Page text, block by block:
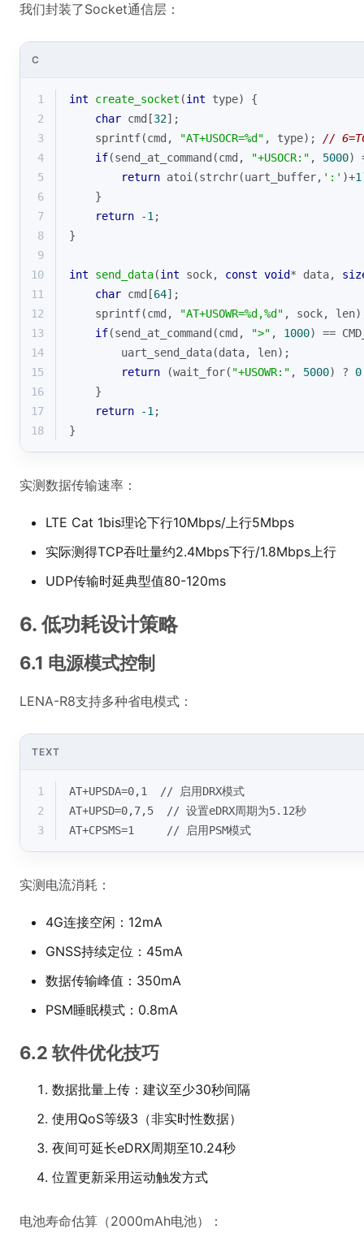
我们封装了Socket通信层：
C
1 int create_socket (int type)
{
2
char cmd[32];
3
sprintf(cmd, "AT+USOCR=%d" , type); //
4
if(send_at_command(cmd, "+USOCR:" , 5000)
5
return atoi(strchr(uart_buffer, ':' )+1
6
    }
7
return -1 ;
8
}
9
10
int send_data(int sock, const void* data,
11
char cmd[64];
12
sprintf(cmd, "AT+USOWR=%d,%d" , sock,
13
if(send_at_command(cmd, ">" , 1000) ==
14
        uart_send_data(data, len);
15
return (wait_for( "+USOWR:" , 5000) ? 0
16
    }
17
return -1 ;
18
}
实测数据传输速率：
LTE Cat 1bis理论下行10Mbps/上行5Mbps
实际测得TCP吞吐量约2.4Mbps下行/1.8Mbps上行
UDP传输时延典型值80-120ms
6. 低功耗设计策略
6.1 电源模式控制
LENA-R8支持多种省电模式：
TEXT
1
AT+UPSDA=0,1  // 启用DRX模式
2
AT+UPSD=0,7,5  // 设置eDRX周期为5.12秒
3
AT+CPSMS=1     // 启用PSM模式
实测电流消耗：
4G连接空闲：12mA
GNSS持续定位：45mA
数据传输峰值：350mA
PSM睡眠模式：0.8mA
6.2 软件优化技巧
数据批量上传：建议至少30秒间隔
使用QoS等级3（非实时性数据）
夜间可延长eDRX周期至10.24秒
位置更新采用运动触发方式
电池寿命估算（2000mAh电池）：